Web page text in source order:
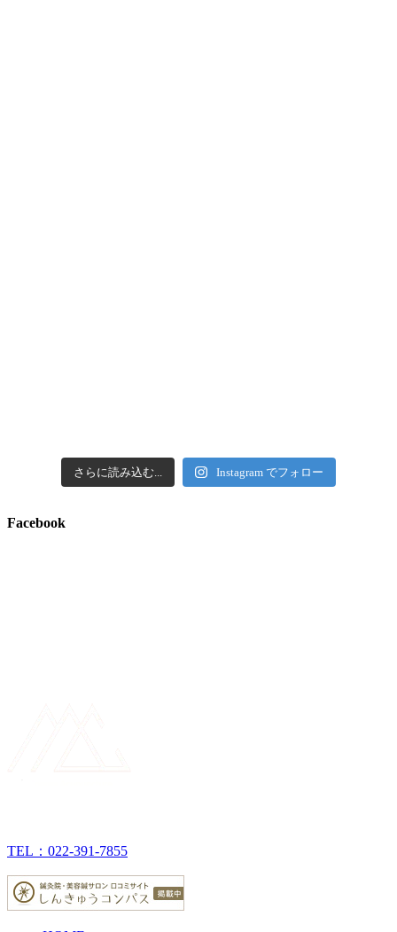
さらに読み込む... Instagram でフォロー
Facebook
TEL：022-391-7855